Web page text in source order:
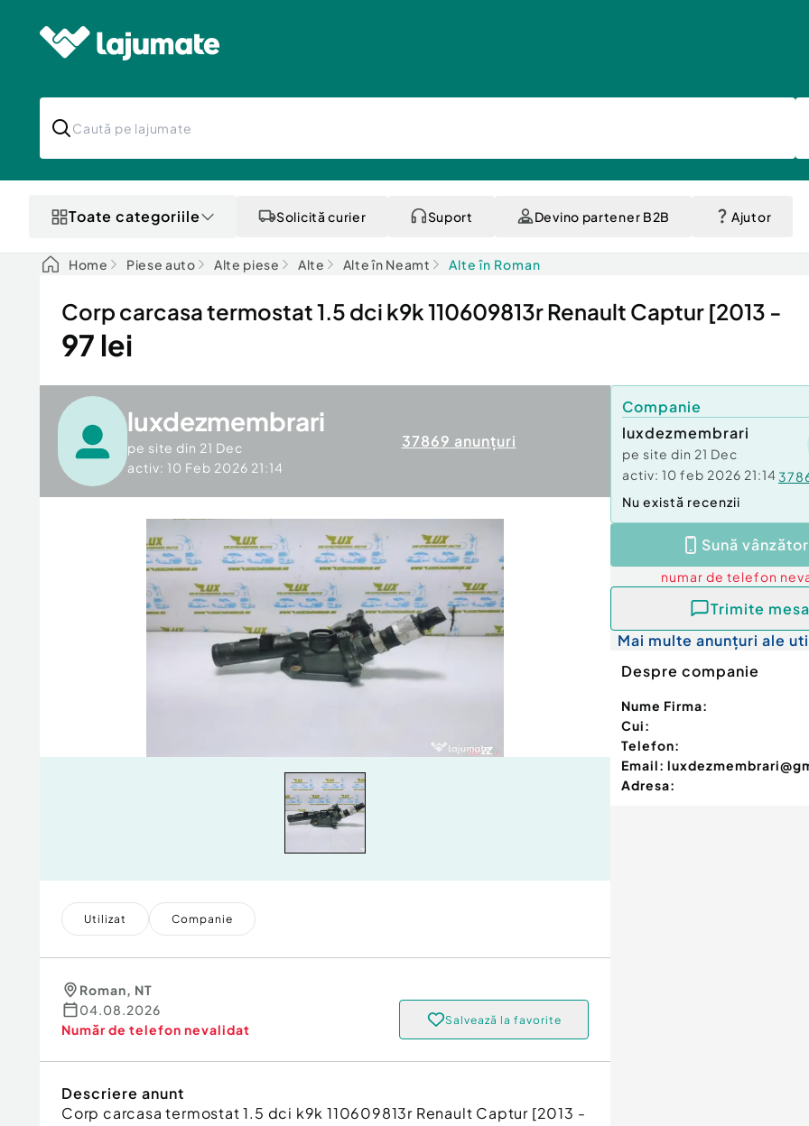
Toate categoriile Solicită curier Suport Devino partener B2B Ajutor
Home Piese auto Alte piese Alte Alte în Neamt Alte în Roman
Corp carcasa termostat 1.5 dci k9k 110609813r Renault Captur [2013 -
97 lei
luxdezmembrari
pe site din 21 Dec
activ: 10 Feb 2026 21:14
37869 anunțuri
Utilizat Companie
Roman, NT
04.08.2026
Număr de telefon nevalidat
Salvează la favorite
Descriere anunt
Corp carcasa termostat 1.5 dci k9k 110609813r Renault Captur [2013 -
Companie
luxdezmembrari
pe site din 21 Dec
activ: 10 feb 2026 21:14
Nu există recenzii
Sună
numar de telefon
Trimite
Mai multe anunțuri ale
Despre companie
Nume Firma:
Cui:
Telefon:
Email:
Adresa: